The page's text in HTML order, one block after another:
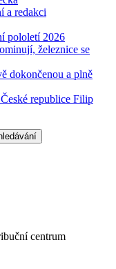
a redakci
pololetí 2026
železnice se
dokončenou a plně
republice Filip
centrum